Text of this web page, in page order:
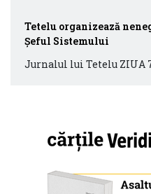
Tetelu organizează
Șeful Sistemului
Jurnalul lui Tetelu ZIUA